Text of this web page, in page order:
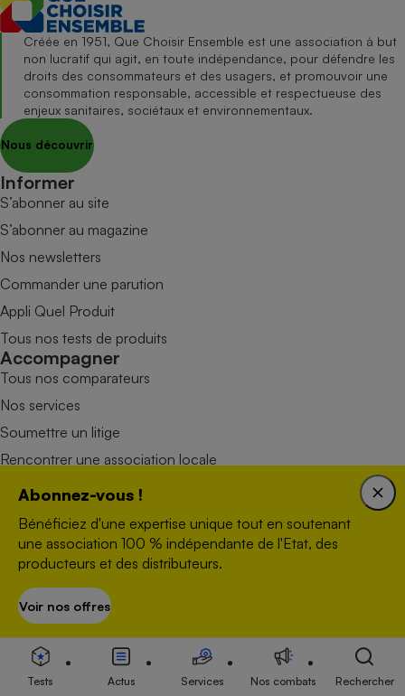
Abonnez-vous !
Bénéficiez d'une expertise unique tout en soutenant
une association 100 % indépendante de l'Etat, des
producteurs et des distributeurs.
Voir nos offres
Créée en 1951, Que Choisir Ensemble est une association à but
non lucratif qui agit, en toute indépendance, pour défendre les
droits des consommateurs et des usagers, et promouvoir une
consommation responsable, accessible et respectueuse des
enjeux sanitaires, sociétaux et environnementaux.
Nous découvrir
Informer
S’abonner au site
S’abonner au magazine
Nos newsletters
Commander une parution
Appli Quel Produit
Tous nos tests de produits
Accompagner
Tous nos comparateurs
Nos services
Soumettre un litige
Rencontrer une association locale
Combats
Victoires
Devenir adhérent
Faire un don
Tests Actus Services Nos combats Rechercher